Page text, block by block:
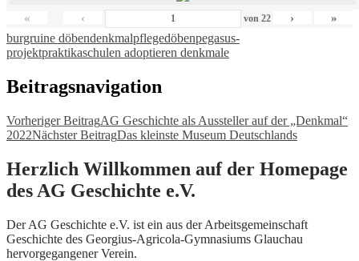
« ‹ von 22 › »
burgruine döbendenkmalpflegedöbenpegasus-
projektpraktikaschulen adoptieren denkmale
Beitragsnavigation
Vorheriger BeitragAG Geschichte als Aussteller auf der „Denkmal“
2022Nächster BeitragDas kleinste Museum Deutschlands
Herzlich Willkommen auf der Homepage
des AG Geschichte e.V.
Der AG Geschichte e.V. ist ein aus der Arbeitsgemeinschaft
Geschichte des Georgius-Agricola-Gymnasiums Glauchau
hervorgegangener Verein.